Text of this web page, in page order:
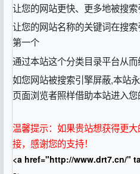
让您的网站更快、更多地被搜
让您的网站名称的关键词在搜
第一个
通过本站这个分类目录平台从
如您网站被搜索引擎屏蔽,本站
页面浏览者照样借助本站进入您
温馨提示：如果贵站想获得更
接，感谢您的支持！
<a href="http://www.drt7.cn/"